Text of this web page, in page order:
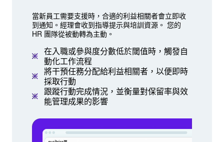
當新員工需要支援時，合適的利益相關者會立即收
到通知。經理會收到指導提示與培訓資源。 您的
HR 團隊從被動轉為主動。
在入職或參與度分數低於閾值時，觸發自
動化工作流程
將干預任務分配給利益相關者，以便即時
採取行動
跟蹤行動完成情況，並衡量對保留率與效
能管理成果的影響